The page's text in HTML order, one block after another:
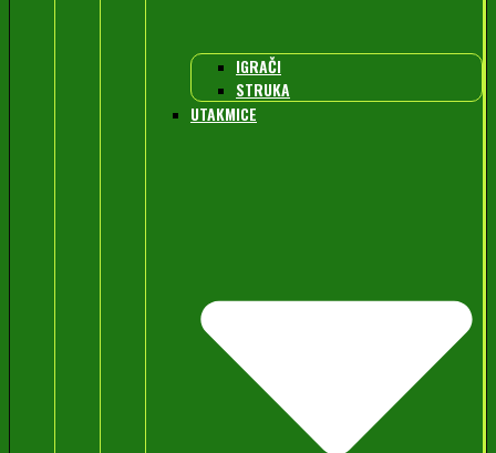
IGRAČI
STRUKA
UTAKMICE